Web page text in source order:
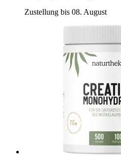
Zustellung bis 08. August